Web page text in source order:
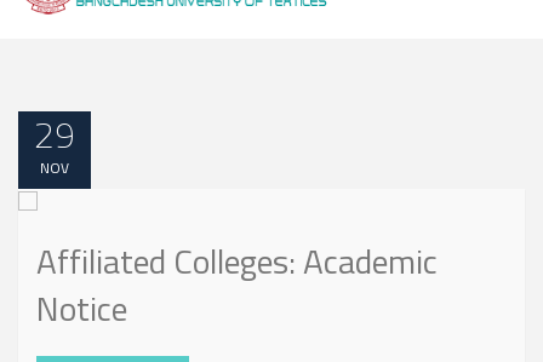
29
NOV
Affiliated Colleges: Academic
Notice